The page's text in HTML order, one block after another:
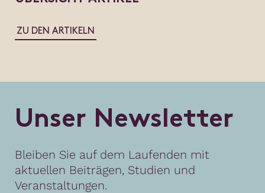
ZU DEN ARTIKELN
Unser Newsletter
Bleiben Sie auf dem Laufenden mit
aktuellen Beiträgen, Studien und
Veranstaltungen.